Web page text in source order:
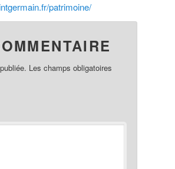
patrimoine/
Les champs obligatoires